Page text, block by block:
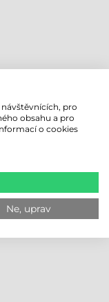
pro
obsahu a pro
o cookies
Ne, uprav